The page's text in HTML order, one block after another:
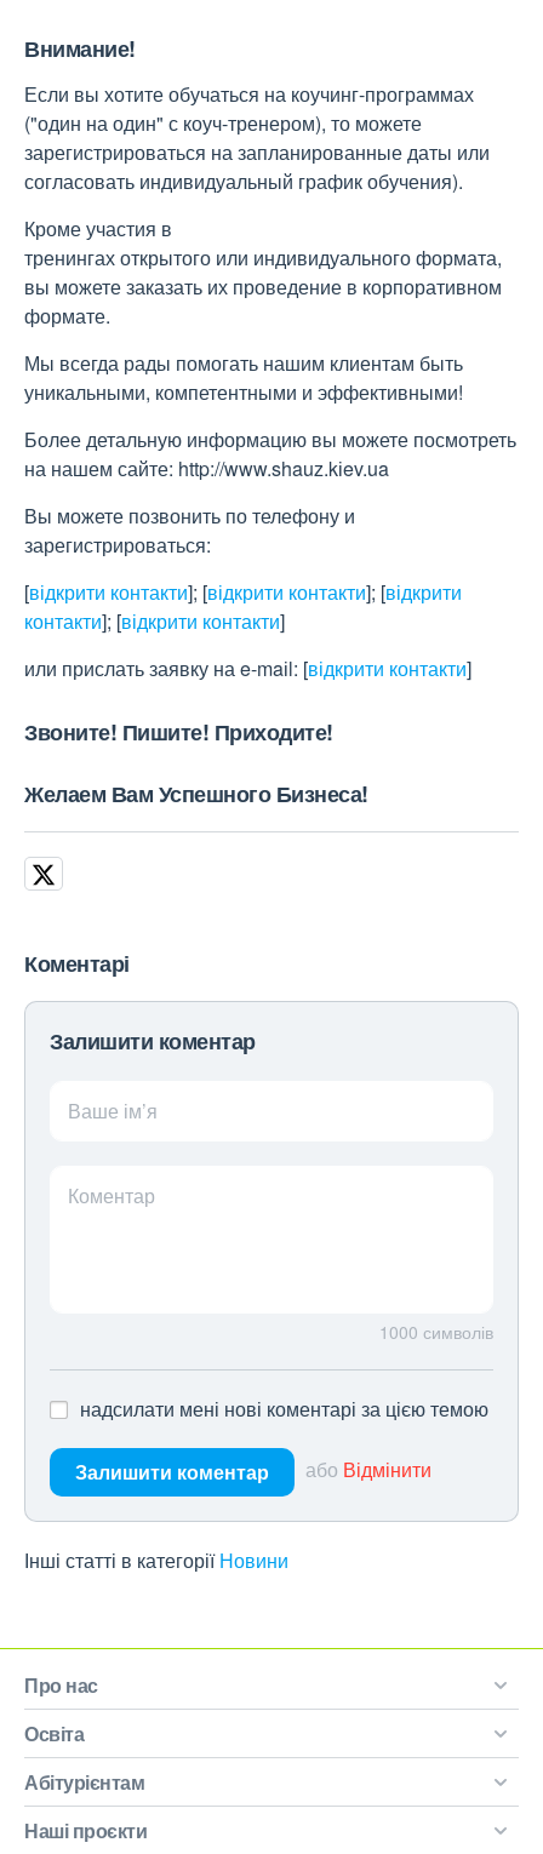
Внимание!
Если вы хотите обучаться на коучинг-программах
("один на один" с коуч-тренером), то можете
зарегистрироваться на запланированные даты или
согласовать индивидуальный график обучения).
Кроме участия в
тренингах открытого или индивидуального формата,
вы можете заказать их проведение в корпоративном
формате.
Мы всегда рады помогать нашим клиентам быть
уникальными, компетентными и эффективными!
Более детальную информацию вы можете посмотреть
на нашем сайте: http://www.shauz.kіev.ua
Вы можете позвонить по телефону и
зарегистрироваться:
[відкрити контакти]; [відкрити контакти]; [відкрити
контакти]; [відкрити контакти]
или прислать заявку на e-maіl: [відкрити контакти]
Звоните! Пишите! Приходите!
Желаем Вам Успешного Бизнеса!
Коментарі
Залишити коментар
Ваше ім’я
Коментар
1000 символів
надсилати мені нові коментарі за цією темою
Залишити коментар або Відмінити
Інші статті в категорії Новини
Про нас
Освіта
Абітурієнтам
Наші проєкти